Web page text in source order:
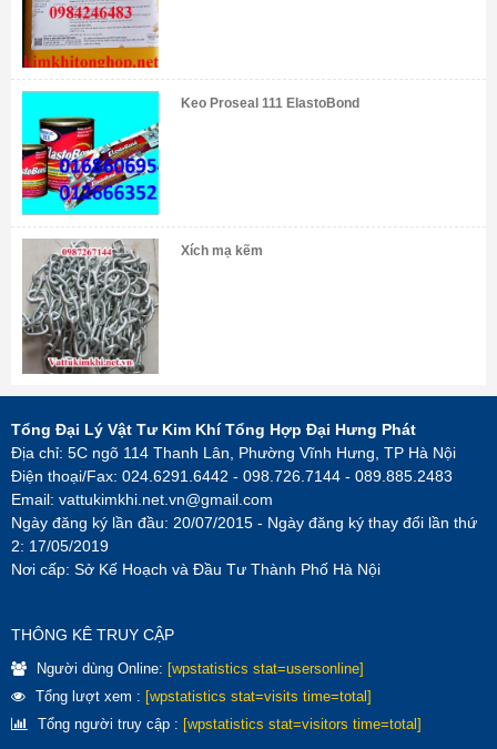
Keo Proseal 111 ElastoBond
Xích mạ kẽm
Tổng Đại Lý Vật Tư Kim Khí Tổng Hợp Đại Hưng Phát
Địa chỉ: 5C ngõ 114 Thanh Lân, Phường Vĩnh Hưng, TP Hà Nội
Điện thoại/Fax: 024.6291.6442 - 098.726.7144 - 089.885.2483
Email: vattukimkhi.net.vn@gmail.com
Ngày đăng ký lần đầu: 20/07/2015 - Ngày đăng ký thay đổi lần thứ
2: 17/05/2019
Nơi cấp: Sở Kế Hoạch và Đầu Tư Thành Phố Hà Nội
THÔNG KÊ TRUY CẬP
Người dùng Online: [wpstatistics stat=usersonline]
Tổng lượt xem : [wpstatistics stat=visits time=total]
Tổng người truy cập : [wpstatistics stat=visitors time=total]